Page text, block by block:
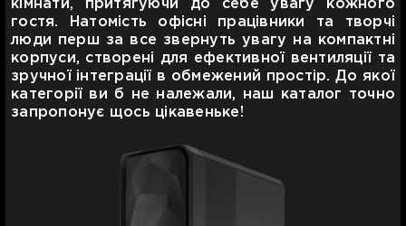
кімнати, притягуючи до себе увагу кожного
гостя. Натомість офісні працівники та творчі
люди перш за все звернуть увагу на компактні
корпуси, створені для ефективної вентиляції та
зручної інтеграції в обмежений простір. До якої
категорії ви б не належали, наш каталог точно
запропонує щось цікавеньке!